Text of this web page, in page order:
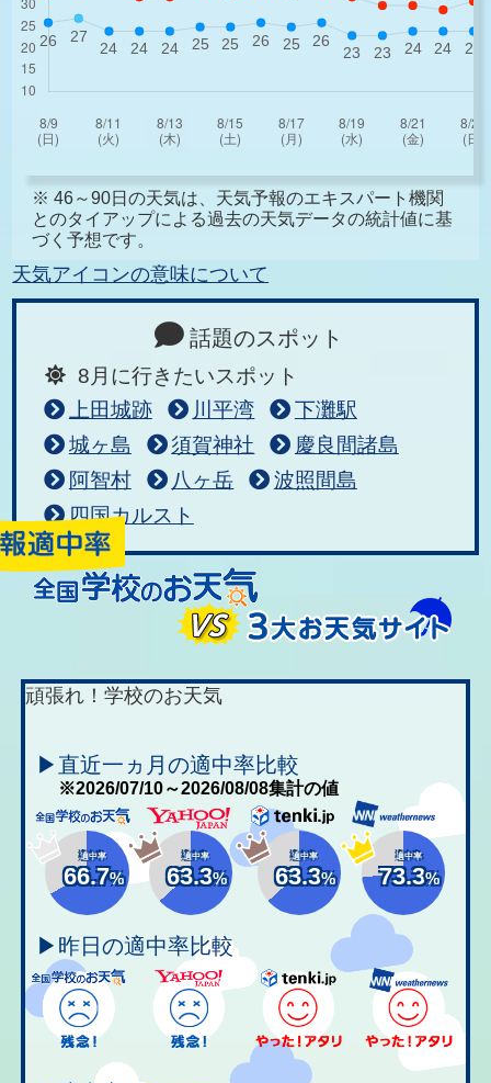
※ 46～90日の天気は、天気予報のエキスパート機関
とのタイアップによる過去の天気データの統計値に基
づく予想です。
天気アイコンの意味について
話題のスポット
8月に行きたいスポット
上田城跡
川平湾
下灘駅
城ヶ島
須賀神社
慶良間諸島
阿智村
八ヶ岳
波照間島
四国カルスト
頑張れ！学校のお天気
▶直近一ヵ月の適中率比較
※2026/07/10～2026/08/08集計の値
適中率
66.7%
適中率
63.3%
適中率
63.3%
適中率
73.3%
▶昨日の適中率比較